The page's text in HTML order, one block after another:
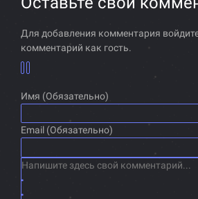
Для добавления комментария
комментарий как гость.
Имя (Обязательно)
Email (Обязательно)